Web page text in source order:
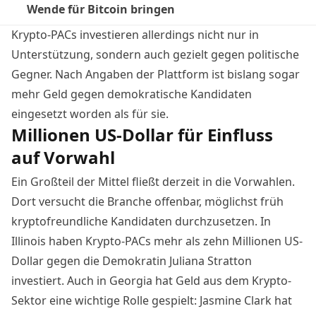
Wende für Bitcoin bringen
Krypto-PACs investieren allerdings nicht nur in
Unterstützung, sondern auch gezielt gegen politische
Gegner. Nach Angaben der Plattform ist bislang sogar
mehr Geld gegen demokratische Kandidaten
eingesetzt worden als für sie.
Millionen US-Dollar für Einfluss
auf Vorwahl
Ein Großteil der Mittel fließt derzeit in die Vorwahlen.
Dort versucht die Branche offenbar, möglichst früh
krypto­freundliche Kandidaten durchzusetzen. In
Illinois haben Krypto-PACs mehr als zehn Millionen US-
Dollar gegen die Demokratin Juliana Stratton
investiert. Auch in Georgia hat Geld aus dem Krypto-
Sektor eine wichtige Rolle gespielt: Jasmine Clark hat